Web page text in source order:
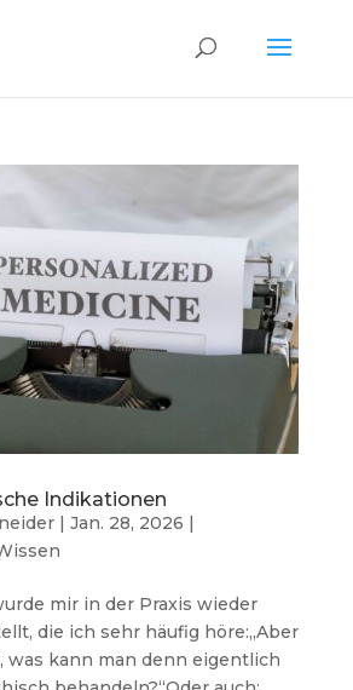
Indikationen
| Jan. 28, 2026 |
mir in der Praxis wieder
die ich sehr häufig höre:„Aber
was kann man denn eigentlich